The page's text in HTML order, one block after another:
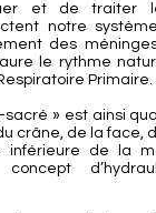
et de traiter
notre
des
le rythme
Primaire.
» est ainsi
crâne, de la face,
de la